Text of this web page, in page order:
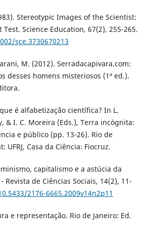
Stereotypic Images of the Scientist:
Science Education, 67(2), 255-265.
sce.3730670213
M. (2012). Serradacapivara.com:
desses homens misteriosos (1ª ed.).
é alfabetização científica? In L.
& I. C. Moreira (Eds.), Terra incógnita:
e público (pp. 13-26). Rio de
UFRJ, Casa da Ciência: Fiocruz.
capitalismo e a astúcia da
Revista de Ciências Sociais, 14(2), 11-
2176-6665.2009v14n2p11
e representação. Rio de Janeiro: Ed.